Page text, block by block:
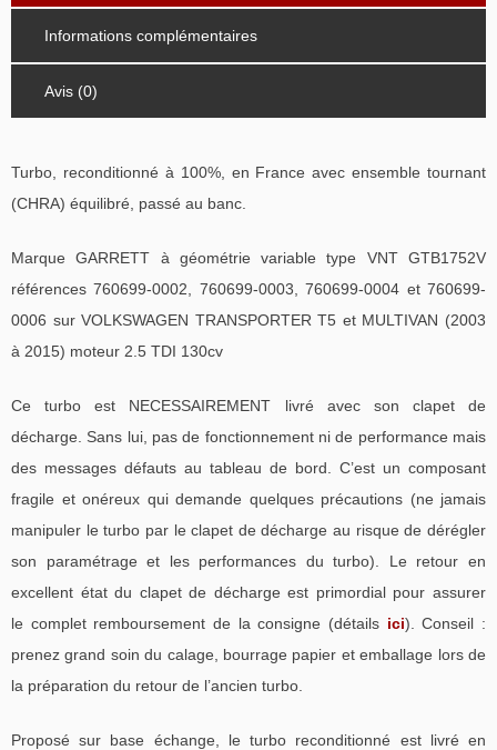
Informations complémentaires
Avis (0)
Turbo, reconditionné à 100%, en France avec ensemble tournant
(CHRA) équilibré, passé au banc.
Marque GARRETT à géométrie variable type VNT GTB1752V
références 760699-0002, 760699-0003, 760699-0004 et 760699-
0006 sur VOLKSWAGEN TRANSPORTER T5 et MULTIVAN (2003
à 2015) moteur 2.5 TDI 130cv
Ce turbo est NECESSAIREMENT livré avec son clapet de
décharge. Sans lui, pas de fonctionnement ni de performance mais
des messages défauts au tableau de bord. C’est un composant
fragile et onéreux qui demande quelques précautions (ne jamais
manipuler le turbo par le clapet de décharge au risque de dérégler
son paramétrage et les performances du turbo). Le retour en
excellent état du clapet de décharge est primordial pour assurer
le complet remboursement de la consigne (détails ici). Conseil :
prenez grand soin du calage, bourrage papier et emballage lors de
la préparation du retour de l’ancien turbo.
Proposé sur base échange, le turbo reconditionné est livré en